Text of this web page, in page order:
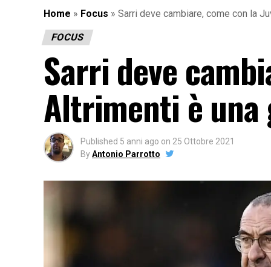
Home » Focus » Sarri deve cambiare, come con la
FOCUS
Sarri deve
Altrimenti è una
Published 5 anni ago on 25 Ottobre 2021
ByAntonio Parrotto